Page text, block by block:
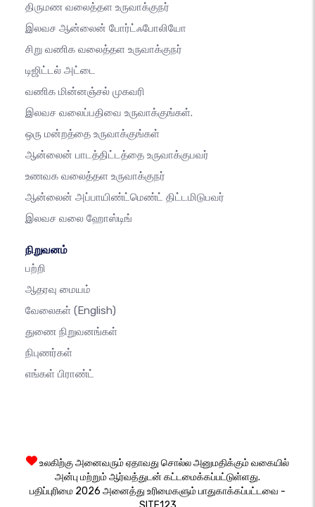
திருமண வலைத்தள உருவாக்குநர்
இலவச ஆன்லைன் போர்ட்ஃபோலியோ
சிறு வணிக வலைத்தள உருவாக்குநர்
டிஜிட்டல் அட்டை
வணிக மின்னஞ்சல் முகவரி
இலவச வலைப்பதிவை உருவாக்குங்கள்.
ஒரு மன்றத்தை உருவாக்குங்கள்
ஆன்லைன் பாடத்திட்டத்தை உருவாக்குபவர்
உணவக வலைத்தள உருவாக்குநர்
ஆன்லைன் அப்பாயிண்ட்மெண்ட் திட்டமிடுபவர்
இலவச வலை ஹோஸ்டிங்
நிறுவனம்
பற்றி
ஆதரவு மையம்
வேலைகள் (English)
துணை நிறுவனங்கள்
நிபுணர்கள்
எங்கள் பிராண்ட்
உலகிற்கு அனைவரும் ஏதாவது சொல்ல அனுமதிக்கும் வகையில்
அன்பு மற்றும் ஆர்வத்துடன் கட்டமைக்கப்பட்டுள்ளது.
பதிப்புரிமை 2026 அனைத்து உரிமைகளும் பாதுகாக்கப்பட்டவை -